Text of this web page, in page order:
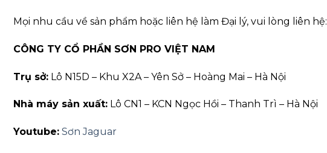
Mọi nhu cầu về sản phẩm hoặc liên hệ làm Đại lý, vui lòng liên hệ:
CÔNG TY CỔ PHẦN SƠN PRO VIỆT NAM
Trụ sở: Lô N15D – Khu X2A – Yên Sở – Hoàng Mai – Hà Nội
Nhà máy sản xuất: Lô CN1 – KCN Ngọc Hồi – Thanh Trì – Hà Nội
Youtube: Sơn Jaguar